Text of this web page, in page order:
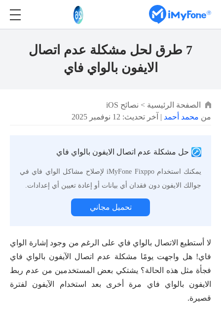
7 طرق لحل مشكلة عدم اتصال
الايفون بالواي فاي
الصفحة الرئيسية > نصائح iOS
من محمد أحمد | آخر تحديث: 12 نوفمبر 2025
حل مشكلة عدم اتصال الايفون بالواي فاي
يمكنك استخدام iMyFone Fixppo لإصلاح مشاكل الواي فاي في
جوالك الايفون دون فقدان أي بيانات أو إعادة تعيين أي إعدادات.
تحميل مجاني
لا أستطيع الاتصال بالواي فاي على الرغم من وجود إشارة الواي
فاي! هل واجهت يومًا مشكلة عدم اتصال الآيفون بالواي فاي
فجأة مثل هذه الحالة؟ يشتكي بعض المستخدمين من عدم ربط
الايفون بالواي فاي مرة أخرى بعد استخدام الآيفون لفترة
قصيرة.